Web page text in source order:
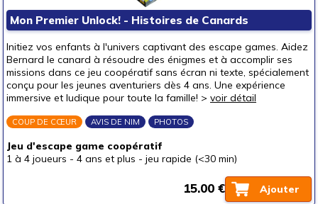
Pour offrir à
un bébé (0-3 ans)
un p'tit bout (3-6 ans)
(24)
un junior (6-8 ans)
(11)
un jeune ado (8-12 ans)
Prix
(5)
Mon Premier Unlock! - Histoires de Canards
Initiez vos enfants à l'univers captivant des escape games. Aidez
Bernard le canard à résoudre des énigmes et à accomplir ses
missions dans ce jeu coopératif sans écran ni texte, spécialement
conçu pour les jeunes aventuriers dès 4 ans. Une expérience
immersive et ludique pour toute la famille! > voir détail
COUP DE CŒUR AVIS DE NIM PHOTOS
Jeu d'escape game coopératif
1 à 4 joueurs - 4 ans et plus - jeu rapide (<30 min)
Ajouter
15.00 €